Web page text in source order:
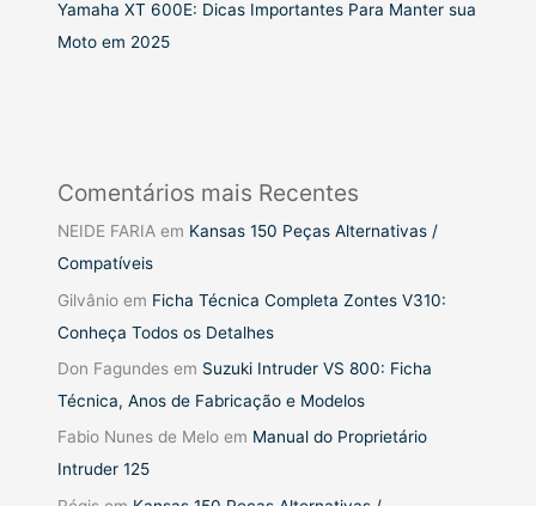
Yamaha XT 600E: Dicas Importantes Para Manter sua
Moto em 2025
Comentários mais Recentes
NEIDE FARIA em Kansas 150 Peças Alternativas /
Compatíveis
Gilvânio em Ficha Técnica Completa Zontes V310:
Conheça Todos os Detalhes
Don Fagundes em Suzuki Intruder VS 800: Ficha
Técnica, Anos de Fabricação e Modelos
Fabio Nunes de Melo em Manual do Proprietário
Intruder 125